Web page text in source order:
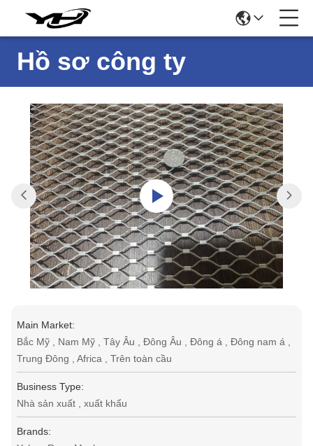
Hồ sơ công ty
Main Market:
Bắc Mỹ , Nam Mỹ , Tây Âu , Đông Âu , Đông á , Đông nam á ,
Trung Đông , Africa , Trên toàn cầu
Business Type:
Nhà sản xuất , xuất khẩu
Brands: